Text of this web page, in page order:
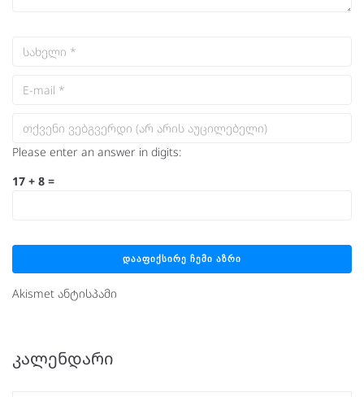
Please enter an answer in digits:
17 + 8 =
Akismet ანტისპამი
ᲙᲐᲚᲔᲜᲓᲐᲠᲘ